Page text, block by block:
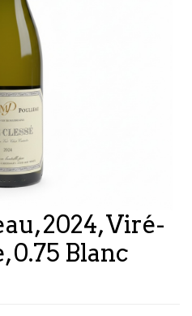
2024, Viré-
0.75 Blanc